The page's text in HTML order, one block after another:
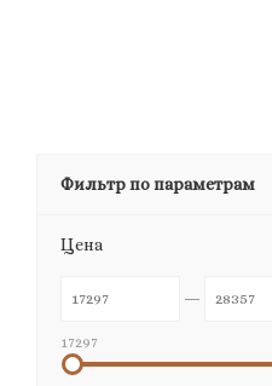
Фильтр по параметрам
Цена
17297